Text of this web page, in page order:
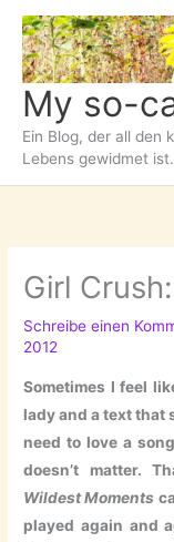
Zum
Inhalt
springen
My so-
Ein Blog, der all den
Lebens gewidmet ist.
Girl
Schreibe einen
2012
Sometimes I feel
lady and a text that
need to love a
doesn’t matter.
Wildest Moments
played again and